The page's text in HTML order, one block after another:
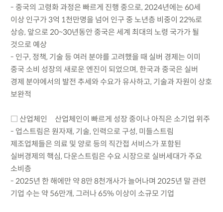
- 중국의 고령화 과정은 빠르게 진행 중으로, 2024년에는 60세
이상 인구가 3억 1천만명을 넘어 인구 중 노년층 비중이 22%로
상승, 앞으로 20~30년동안 중국은 세계 최대의 노령 국가가 될
것으로 예상
- 인구, 정책, 기술 등 여러 분야를 고려했을 때 실버 경제는 이미
중국 소비 성장의 새로운 엔진이 되었으며, 한국과 중국은 실버
경제 분야에서의 발전 추세와 수요가 유사하고, 기술과 자원이 상호
보완적
□ 산업체인 산업체인이 빠르게 성장 중이나 아직은 소기업 위주
- 업스트림은 원자재, 기술, 인력으로 구성, 미들스트림
제조업체들은 의료 및 양로 등의 직간접 서비스가 포함된
실버경제의 핵심, 다운스트림은 수요 시장으로 실버세대가 주요
소비층
- 2025년 한 해에만 약 8만 8천개사가 늘어나며 2025년 말 관련
기업 수는 약 56만개, 그러나 65% 이상이 소규모 기업